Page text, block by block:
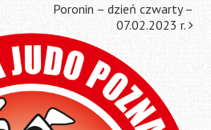
Poronin – dzień czwarty –
07.02.2023 r.